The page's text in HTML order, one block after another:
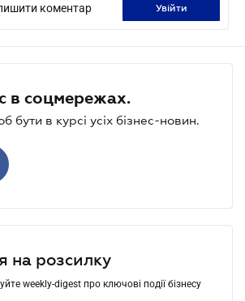
коментар увійти
в соцмережах.
бути в курсі усіх бізнес-новин.
на розсилку
weekly-digest про ключові події бізнесу